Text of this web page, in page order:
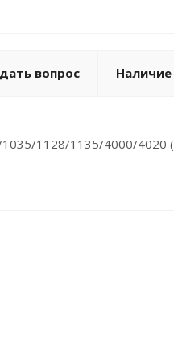
вопрос Наличие
1035/1128/1135/4000/4020